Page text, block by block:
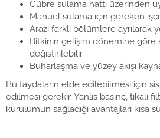
Gübre sulama hattı üzerinden
Manuel sulama için gereken
Arazi farklı bölümlere ayrılarak
Bitkinin gelişim dönemine göre
değiştirilebilir.
Buharlaşma ve yüzey akışı
Bu faydaların elde edilebilmesi için
edilmesi gerekir. Yanlış basınç, tıkalı
kurulumun sağladığı avantajları kısa